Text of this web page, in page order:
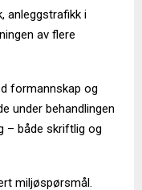
anleggstrafikk i
av flere
formannskap og
under behandlingen
– både skriftlig og
miljøspørsmål.